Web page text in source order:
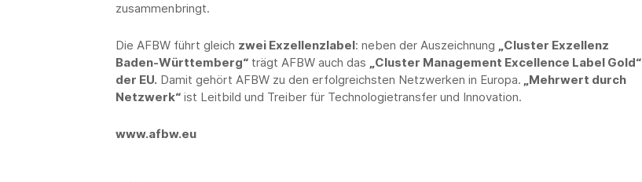
zusammenbringt.
Die AFBW führt gleich zwei Exzellenzlabel: neben der Auszeichnung „Cluster Exzellenz
Baden-Württemberg“ trägt AFBW auch das „Cluster Management Excellence Label Gold“
der EU. Damit gehört AFBW zu den erfolgreichsten Netzwerken in Europa. „Mehrwert durch
Netzwerk“ ist Leitbild und Treiber für Technologietransfer und Innovation.
www.afbw.eu